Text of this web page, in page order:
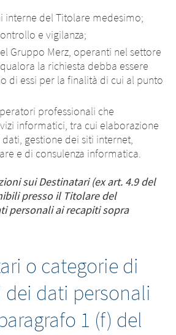
interne del Titolare medesimo;
e vigilanza;
Gruppo Merz, operanti nel settore
la richiesta debba essere
di essi per la finalità di cui al punto
professionali che
informatici, tra cui elaborazione
gestione dei siti internet,
e di consulenza informatica.
sui Destinatari (ex art. 4.9 del
presso il Titolare del
personali ai recapiti sopra
o categorie di
dati personali
1 (f) del